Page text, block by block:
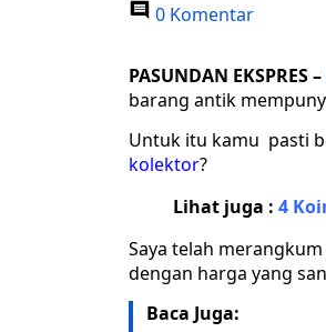
0 Komentar
PASUNDAN EKSPRES–
barang antik
Untuk itu kamu pasti
kolektor?
Lihat juga : 4
Saya telah
dengan harga yang
Baca Juga: